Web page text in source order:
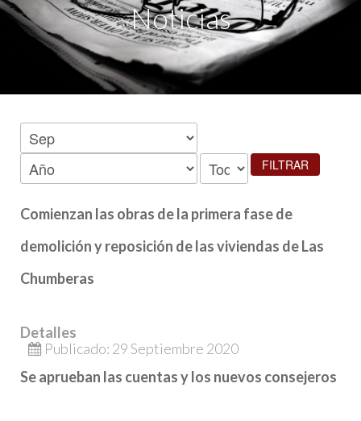
Noticias
FILTRAR
Comienzan las obras de la primera fase de
demolición y reposición de las viviendas de Las
Chumberas
Detalles
Publicado: 29 Septiembre 2020
Se aprueban las cuentas y los nuevos consejeros